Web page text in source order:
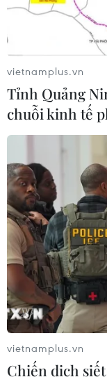
Nâng cao hiệu
chống tội phạm
06/08/2026 04:13
Cảnh báo thủ
động thời vụ
06/08/2026 04:11
CƠ QUAN CHỦ QUẢN:
Tổng Biên tập:
vietnamplus.vn
Tỉnh Quảng
chuỗi kinh tế
vietnamplus.vn
Chiến dịch